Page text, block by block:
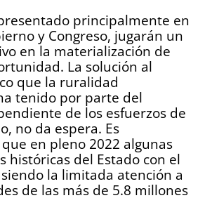
principalmente en
y Congreso, jugarán un
en la materialización de
La solución al
que la ruralidad
tenido por parte del
de los esfuerzos de
no da espera. Es
en pleno 2022 algunas
históricas del Estado con el
la limitada atención a
de las más de 5.8 millones